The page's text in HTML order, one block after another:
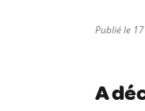
Publié le
A